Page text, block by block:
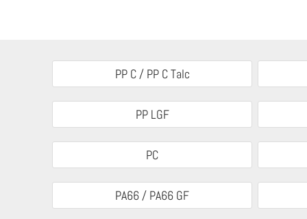
PP C / PP C Talc
PP LGF
PC
PA66 / PA66 GF